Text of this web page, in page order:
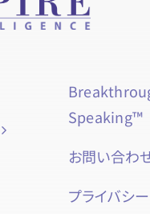
Speaking™
お問い合わ
プライバシ